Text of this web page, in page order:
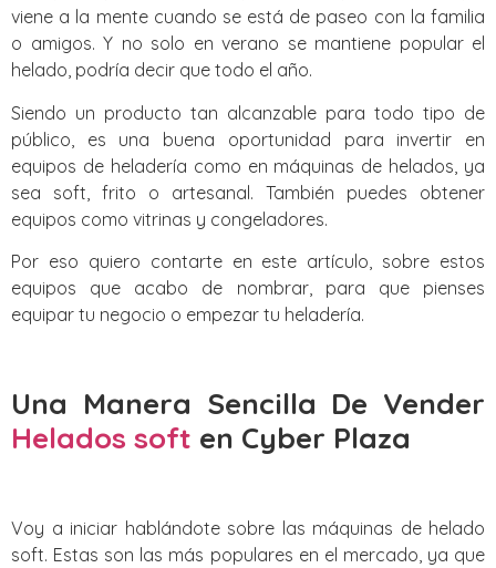
viene a la mente cuando se está de paseo con la familia
o amigos. Y no solo en verano se mantiene popular el
helado, podría decir que todo el año.
Siendo un producto tan alcanzable para todo tipo de
público, es una buena oportunidad para invertir en
equipos de heladería como en máquinas de helados, ya
sea soft, frito o artesanal. También puedes obtener
equipos como vitrinas y congeladores.
Por eso quiero contarte en este artículo, sobre estos
equipos que acabo de nombrar, para que pienses
equipar tu negocio o empezar tu heladería.
Una Manera Sencilla De Vender
Helados soft en Cyber Plaza
Voy a iniciar hablándote sobre las máquinas de helado
soft. Estas son las más populares en el mercado, ya que